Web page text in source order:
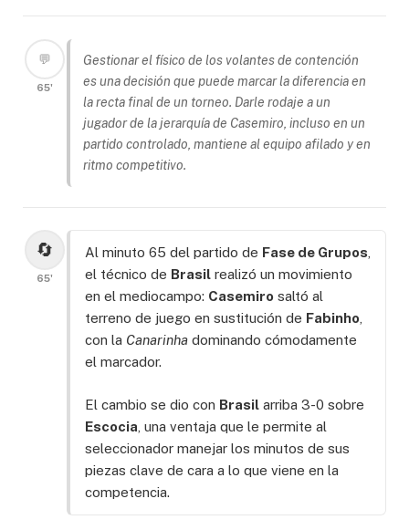
💬
65'
Gestionar el físico de los volantes de contención
es una decisión que puede marcar la diferencia en
la recta final de un torneo. Darle rodaje a un
jugador de la jerarquía de Casemiro, incluso en un
partido controlado, mantiene al equipo afilado y en
ritmo competitivo.
🔄
65'
Al minuto 65 del partido de Fase de Grupos
el técnico de Brasil realizó un movimiento
en el mediocampo: Casemiro saltó al
terreno de juego en sustitución de Fabinho
con la Canarinha dominando cómodamente
el marcador.
El cambio se dio con Brasil arriba 3-0 sobre
Escocia, una ventaja que le permite al
seleccionador manejar los minutos de sus
piezas clave de cara a lo que viene en la
competencia.